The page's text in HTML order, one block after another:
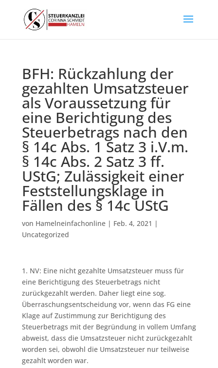
BFH: Rückzahlung der
gezahlten Umsatzsteuer
als Voraussetzung für
eine Berichtigung des
Steuerbetrags nach den
§ 14c Abs. 1 Satz 3 i.V.m.
§ 14c Abs. 2 Satz 3 ff.
UStG; Zulässigkeit einer
Feststellungsklage in
Fällen des § 14c UStG
von Hamelneinfachonline| Feb. 4, 2021 |
Uncategorized
1. NV: Eine nicht gezahlte Umsatzsteuer muss für
eine Berichtigung des Steuerbetrags nicht
zurückgezahlt werden. Daher liegt eine sog.
Überraschungsentscheidung vor, wenn das FG eine
Klage auf Zustimmung zur Berichtigung des
Steuerbetrags mit der Begründung in vollem Umfang
abweist, dass die Umsatzsteuer nicht zurückgezahlt
worden sei, obwohl die Umsatzsteuer nur teilweise
gezahlt worden war.